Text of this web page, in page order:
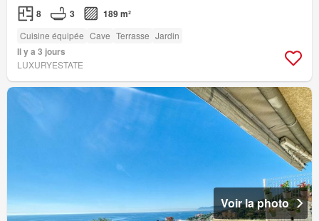
8 3 189 m²
Cuisine équipée Cave Terrasse Jardin
Il y a 3 jours
LUXURYESTATE
Voir la photo